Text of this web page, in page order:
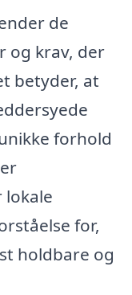
de
og krav, der
betyder, at
forhold
lokale
for,
holdbare og